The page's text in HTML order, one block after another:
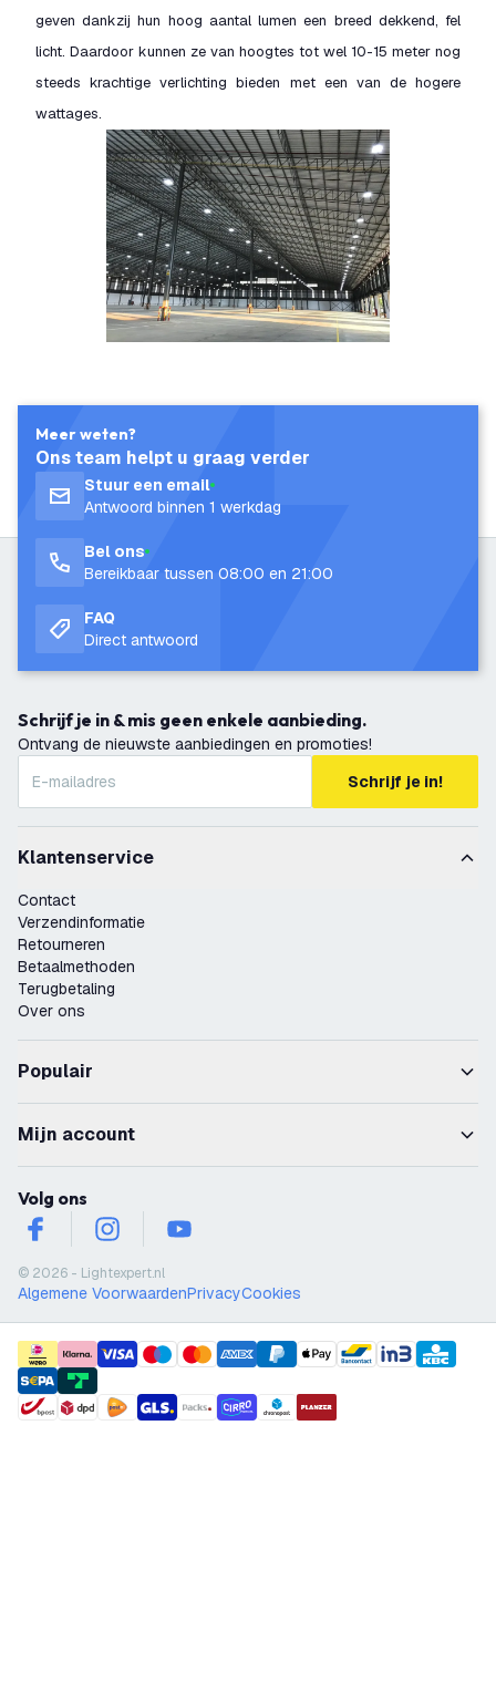
geven dankzij hun hoog aantal lumen een breed dekkend, fel
licht. Daardoor kunnen ze van hoogtes tot wel 10-15 meter nog
steeds krachtige verlichting bieden met een van de hogere
wattages.
Meer weten?
Ons team helpt u graag verder
Stuur een email
Antwoord binnen 1 werkdag
Bel ons
Bereikbaar tussen 08:00 en 21:00
FAQ
Direct antwoord
Schrijf je in & mis geen enkele aanbieding.
Ontvang de nieuwste aanbiedingen en promoties!
Schrijf je in!
Klantenservice
Contact
Verzendinformatie
Retourneren
Betaalmethoden
Terugbetaling
Over ons
Populair
Mijn account
Volg ons
facebookinstagramyoutube
© 2026 - Lightexpert.nl
Algemene VoorwaardenPrivacyCookies
payment methods
shipment methods